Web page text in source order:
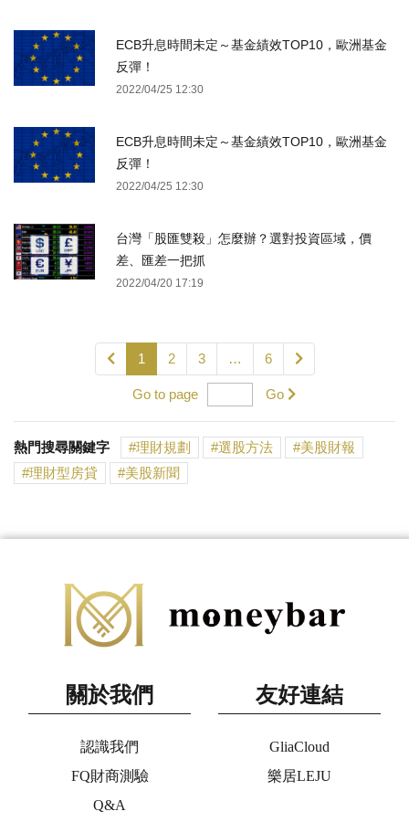
ECB升息時間未定～基金績效TOP10，歐洲基金
反彈！
2022/04/25 12:30
ECB升息時間未定～基金績效TOP10，歐洲基金
反彈！
2022/04/25 12:30
台灣「股匯雙殺」怎麼辦？選對投資區域，價
差、匯差一把抓
2022/04/20 17:19
1 2 3 … 6
Go to page Go
熱門搜尋關鍵字 理財規劃 選股方法
美股財報
理財型房貸
美股新聞
關於我們
認識我們
FQ財商測驗
Q&A
友好連結
GliaCloud
樂居LEJU